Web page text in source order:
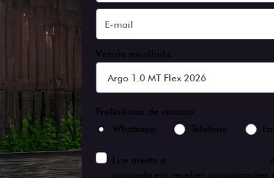
Versão escolhida
Preferência de contato:
Whatsapp
Telefone
Li e aceito a
e
concordo em receber comunicações